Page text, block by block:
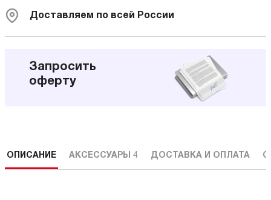
Доставляем по всей России
Запросить
оферту
ОПИСАНИЕ АКСЕССУАРЫ 4 ДОСТАВКА И ОПЛАТА